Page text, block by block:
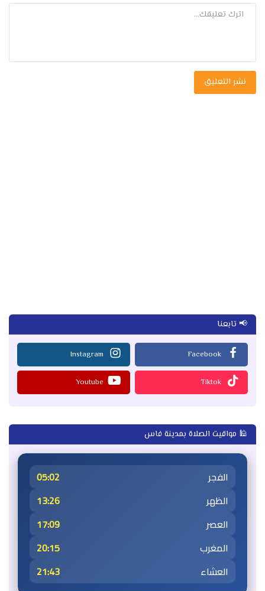
نشر التعليق
📢 تابعنا
Facebook
Instagram
Tiktok
Youtube
🕌 مواقيت الصلاة بمدينة فاس
الفجر
05:02
الظهر
13:26
العصر
17:09
المغرب
20:15
العشاء
21:43